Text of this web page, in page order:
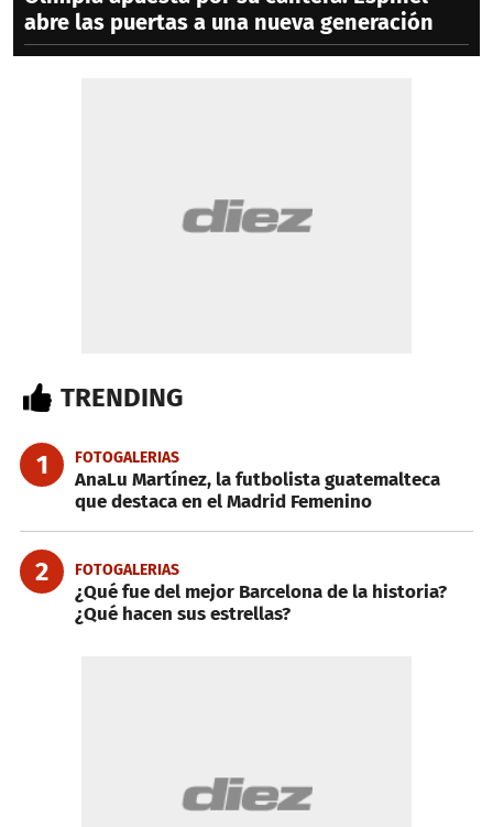
abre las puertas a una nueva generación
TRENDING
1 FOTOGALERIAS
AnaLu Martínez, la futbolista guatemalteca
que destaca en el Madrid Femenino
2 FOTOGALERIAS
¿Qué fue del mejor Barcelona de la historia?
¿Qué hacen sus estrellas?